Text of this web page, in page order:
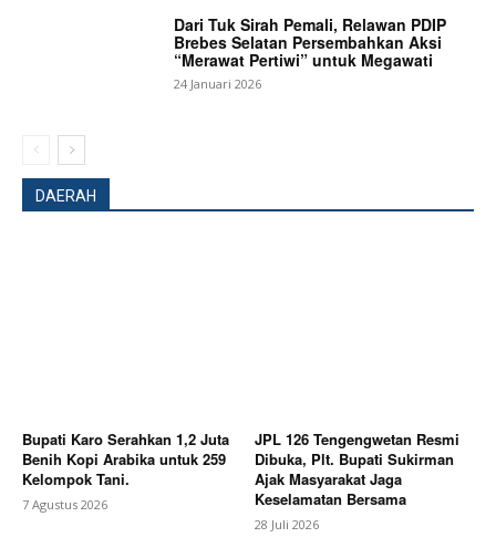
About
Contact us
Dari Tuk Sirah Pemali, Relawan PDIP
Brebes Selatan Persembahkan Aksi
“Merawat Pertiwi” untuk Megawati
24 Januari 2026
DAERAH
Bupati Karo Serahkan 1,2 Juta
Benih Kopi Arabika untuk 259
Kelompok Tani.
7 Agustus 2026
JPL 126 Tengengwetan Resmi
Dibuka, Plt. Bupati Sukirman
Ajak Masyarakat Jaga
Keselamatan Bersama
28 Juli 2026